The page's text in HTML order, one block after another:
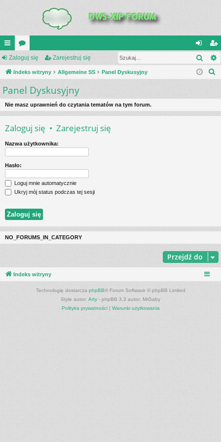
UI
C
K
_L
IN
K
S
or
a
al
og
ę
ar
ej
j
Zaloguj się Zarejestruj się
Indeks witryny Allgemeine SS Panel Dyskusyjny
a
Panel Dyskusyjny
Nie masz uprawnień do czytania tematów na tym forum.
Zaloguj się • Zarejestruj się
Nazwa użytkownika:
Hasło:
Loguj mnie automatycznie
Ukryj mój status podczas tej sesji
NO_FORUMS_IN_CATEGORY
Przejdź do
Indeks witryny
Technologię dostarcza phpBB® Forum Software © phpBB Limited
Style autor: Arty - phpBB 3.3 autor: MrGaby
Polityka prywatności| Warunki użytkowania